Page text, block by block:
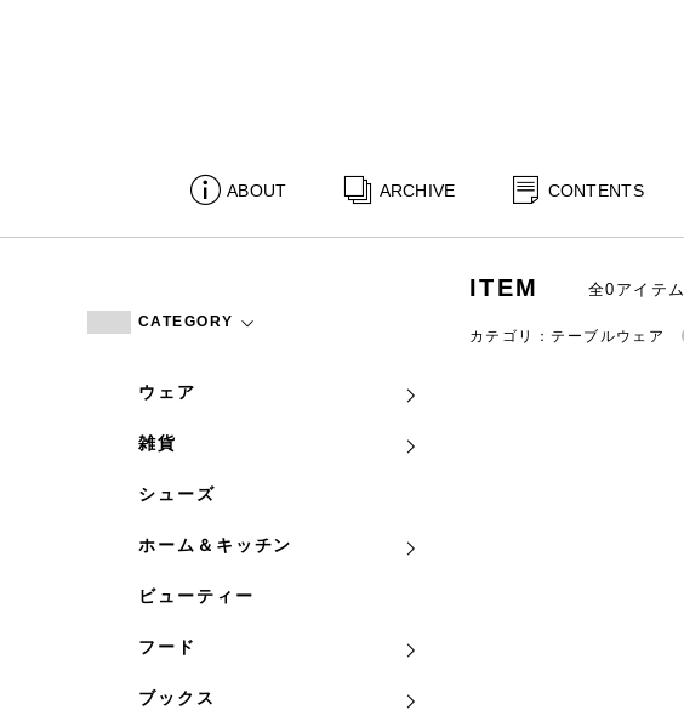
ABOUT ARCHIVE CONTENTS
CATEGORY
ウェア
雑貨
シューズ
ホーム＆キッチン
ビューティー
フード
ブックス
ITEM 全0アイテム
カテゴリ：テーブルウェア